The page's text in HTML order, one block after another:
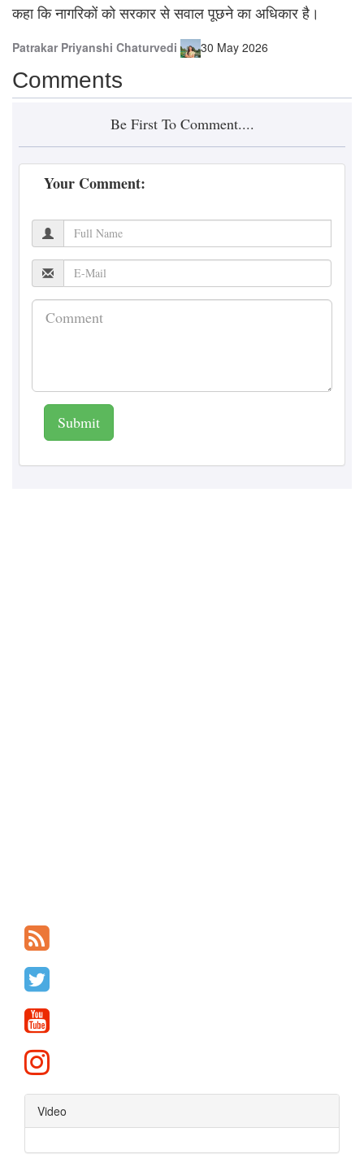
कहा कि नागरिकों को सरकार से सवाल पूछने का अधिकार है।
Patrakar Priyanshi Chaturvedi 30 May 2026
Comments
Be First To Comment....
Your Comment:
Submit
Video